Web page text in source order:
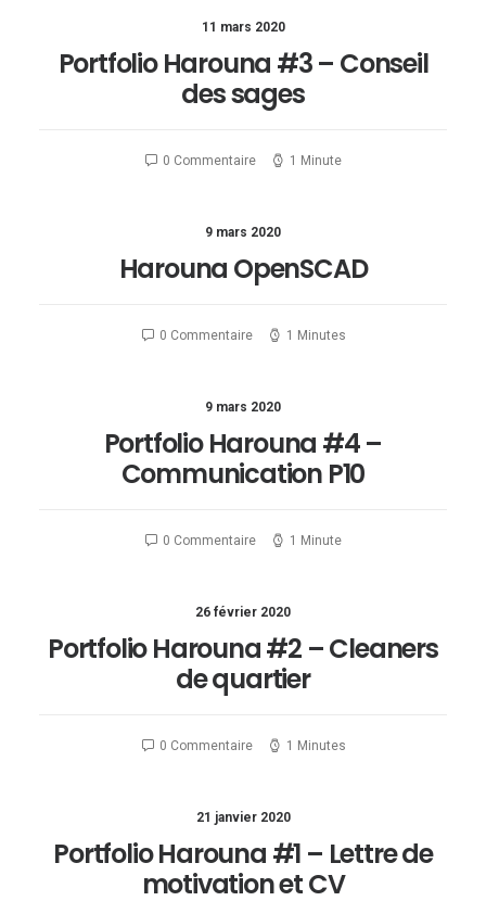
11 mars 2020
Portfolio Harouna #3 – Conseil
des sages
0 Commentaire 1 Minute
9 mars 2020
Harouna OpenSCAD
0 Commentaire 1 Minutes
9 mars 2020
Portfolio Harouna #4 –
Communication P10
0 Commentaire 1 Minute
26 février 2020
Portfolio Harouna #2 – Cleaners
de quartier
0 Commentaire 1 Minutes
21 janvier 2020
Portfolio Harouna #1 – Lettre de
motivation et CV